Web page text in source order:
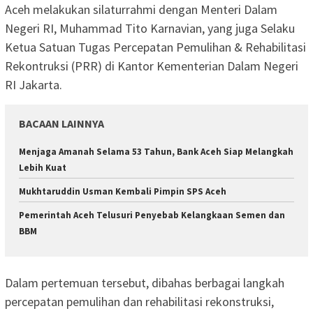
Aceh melakukan silaturrahmi dengan Menteri Dalam
Negeri RI, Muhammad Tito Karnavian, yang juga Selaku
Ketua Satuan Tugas Percepatan Pemulihan & Rehabilitasi
Rekontruksi (PRR) di Kantor Kementerian Dalam Negeri
RI Jakarta.
BACAAN LAINNYA
Menjaga Amanah Selama 53 Tahun, Bank Aceh Siap Melangkah
Lebih Kuat
Mukhtaruddin Usman Kembali Pimpin SPS Aceh
Pemerintah Aceh Telusuri Penyebab Kelangkaan Semen dan
BBM
Dalam pertemuan tersebut, dibahas berbagai langkah
percepatan pemulihan dan rehabilitasi rekonstruksi,